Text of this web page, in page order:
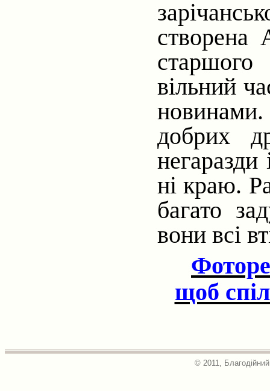
створена
вільний
добрих
ні краю.
багато
вони всі
щоб
© 2011,